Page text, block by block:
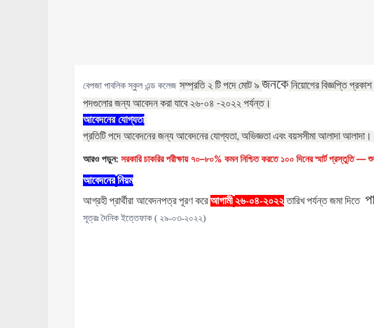
বেপজা পাবলিক স্কুল এন্ড কলেজ সম্প্রতি ২ টি পদে মোট ৯ জনকে নিয়োগের বিজ্ঞপ্তি প্রকাশ
পদগুলোর জন্য আবেদন করা যাবে ২৬-০৪ -২০২২ পর্যন্ত।
আবেদনের যোগ্যতা
প্রতিটি পদে আবেদনের জন্য আবেদনের যোগ্যতা, অভিজ্ঞতা এবং বয়সসীমা আলাদা আলাদা।
আরও পড়ুন: সরকারি চাকরির পরীক্ষায় ৭০–৮০% কমন নিশ্চিত করতে ১০০ দিনের স্মার্ট প্রস্তুতি
আবেদনের নিয়ম
আগ্রহী প্রার্থীরা আবেদনপত্র পূরণ করে আগামী ২৬-০৪-২০২২ তারিখ পর্যন্ত জমা দিতে
সূত্রঃ দৈনিক ইত্তেফাক ( ২৯-০৩-২০২২)